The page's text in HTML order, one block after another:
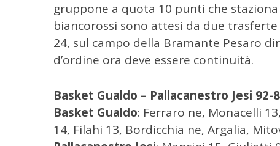
gruppone a quota 10 punti che
biancorossi sono attesi da due
24, sul campo della Bramante Pesaro
d’ordine ora deve essere continuità.
Basket Gualdo – Pallacanestro Jesi 92-
Basket Gualdo: Ferraro ne, Monacelli
14, Filahi 13, Bordicchia ne, Argalia,
C
e
r
a
e
r
: